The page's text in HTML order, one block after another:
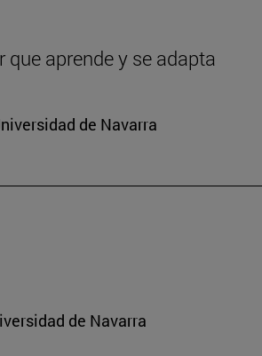
aprende y se adapta
de Navarra
de Navarra